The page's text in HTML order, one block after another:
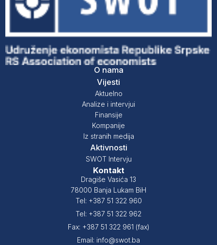
O nama
Vijesti
Aktuelno
Analize i intervjui
Finansije
Kompanije
Iz stranih medija
Aktivnosti
SWOT Intervju
Kontakt
Dragiše Vasića 13
78000 Banja Lukam BiH
Tel: +387 51 322 960
Tel: +387 51 322 962
Fax: +387 51 322 961 (fax)
Email: info@swot.ba